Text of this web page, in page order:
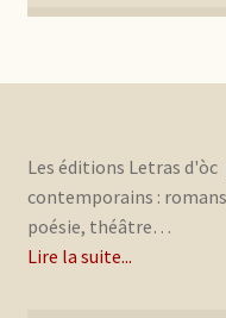
Les éditions Letras
contemporains :
poésie, théâtre…
Lire la suite...